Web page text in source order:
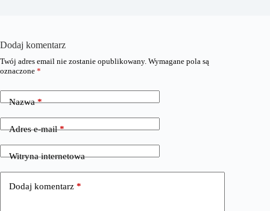
Dodaj komentarz
Twój adres email nie zostanie opublikowany. Wymagane pola są
oznaczone *
Nazwa*
Adres e-mail*
Witryna internetowa
Dodaj komentarz *